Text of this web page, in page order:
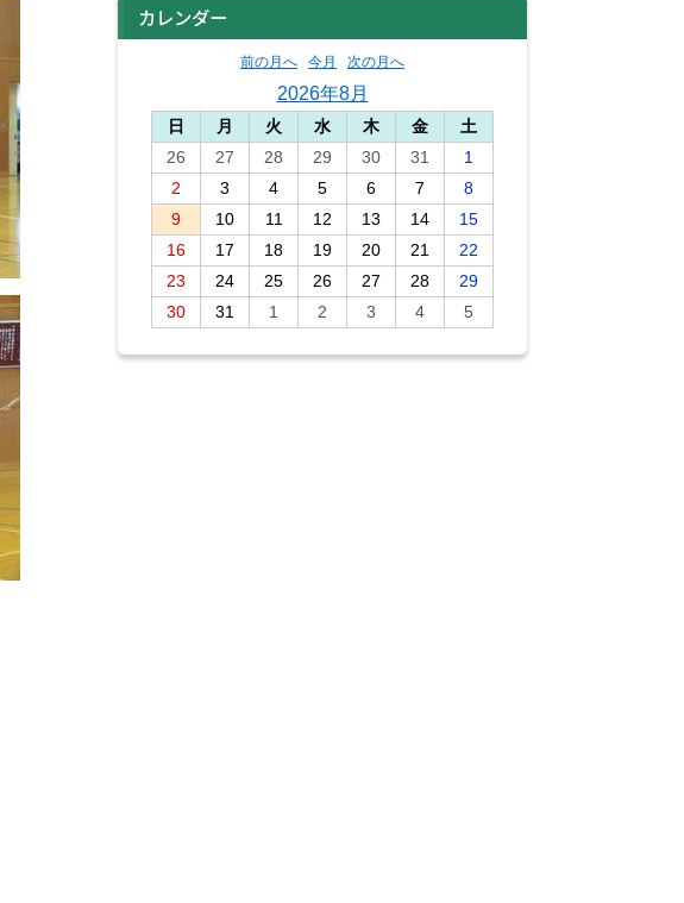
カレンダー
前の月へ 今月 次の月へ
2026年8月
日 月 火 水 木 金
土
26
27 28 29 30 31
1
2
3 4 5 6 7
8
9
10 11 12 13 14
15
16
17 18 19 20 21
22
23
24 25 26 27 28
29
30
31 1 2 3 4 5